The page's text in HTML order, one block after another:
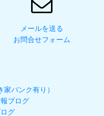
メールを送る
お問合せフォーム
バンク有り）
ブログ
グ